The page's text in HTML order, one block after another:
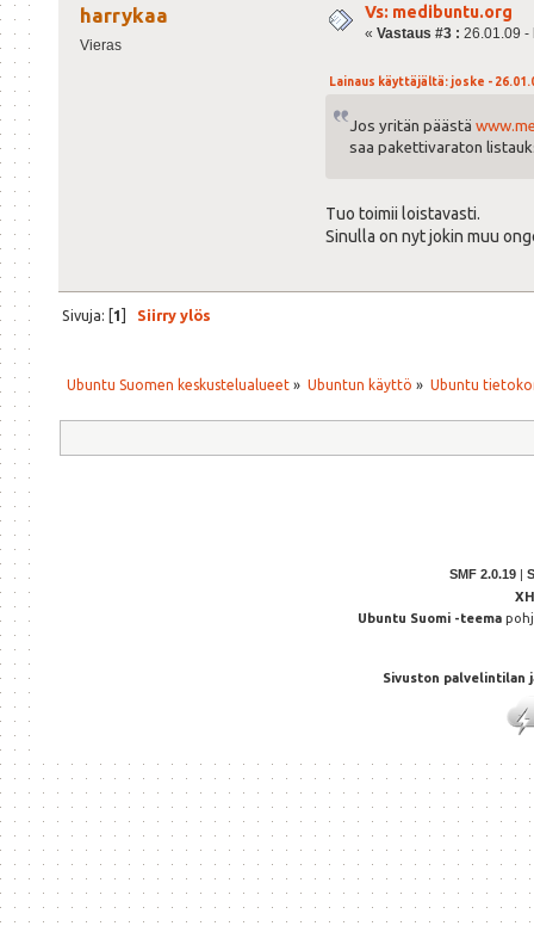
harrykaa
Vieras
Vs: medibuntu.org
« Vastaus #3 : 26.01.09 -
Lainaus käyttäjältä: joske -
Jos yritän päästä
saa pakettivaraton
Tuo toimii loistavasti.
Sinulla on nyt jokin muu
Sivuja: [1] Siirry ylös
Ubuntu Suomen keskustelualueet » Ubuntun käyttö » Ubuntu
SMF 2.0.19
Ubuntu Suomi -teema
Sivuston palvelintilan